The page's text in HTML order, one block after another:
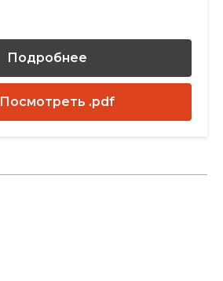
Подробнее
Посмотреть .pdf